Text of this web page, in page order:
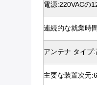
電源:220VACの
連続的な就業時
アンテナ タイプ
主要な装置次元